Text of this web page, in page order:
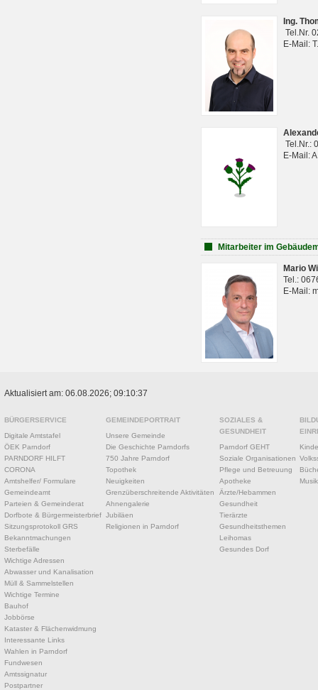
Ing.
Tel.Nr.
E-Mail:
Tel.Nr.:
E-Mail:
Mitarbeiter im
Mario
Tel.:
E-Mail:
Aktualisiert am: 06.08.2026; 09:10:37
BÜRGERSERVICE
Digitale Amtstafel
ÖEK Parndorf
PARNDORF HILFT
CORONA
Amtshelfer/ Formulare
Gemeindeamt
Parteien & Gemeinderat
Dorfbote & Bürgermeisterbrief
Sitzungsprotokoll GRS
Bekanntmachungen
Sterbefälle
Wichtige Adressen
Abwasser und Kanalisation
Müll & Sammelstellen
Wichtige Termine
Bauhof
Jobbörse
Kataster & Flächenwidmung
Interessante Links
Wahlen in Parndorf
Fundwesen
Amtssignatur
Postpartner
GEMEINDEPORTRAIT
Unsere Gemeinde
Die Geschichte Parndorfs
750 Jahre Parndorf
Topothek
Neuigkeiten
Grenzüberschreitende Aktivitäten
Ahnengalerie
Jubiläen
Religionen in Parndorf
SOZIALES &
GESUNDHEIT
Parndorf GEHT
Soziale Organisationen
Pflege und Betreuung
Apotheke
Ärzte/Hebammen
Gesundheit
Tierärzte
Gesundheitsthemen
Leihomas
Gesundes Dorf